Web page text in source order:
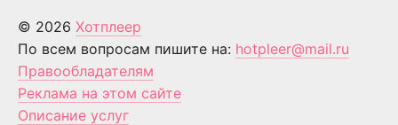
© 2026 Хотплеер
По всем вопросам пишите на: hotpleer@mail.ru
Правообладателям
Реклама на этом сайте
Описание услуг